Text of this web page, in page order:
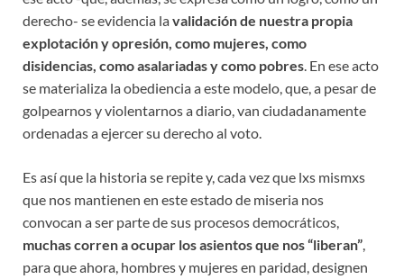
derecho- se evidencia lavalidación de nuestra propia
explotación y opresión, como mujeres, como
disidencias, como asalariadas y como pobres. En ese acto
se materializa la obediencia a este modelo, que, a pesar de
golpearnos y violentarnos a diario, van ciudadanamente
ordenadas a ejercer su derecho al voto.
Es así que la historia se repite y, cada vez que lxs mismxs
que nos mantienen en este estado de miseria nos
convocan a ser parte de sus procesos democráticos,
muchas corren a ocupar los asientos que nos “liberan”,
para que ahora, hombres y mujeres en paridad, designen